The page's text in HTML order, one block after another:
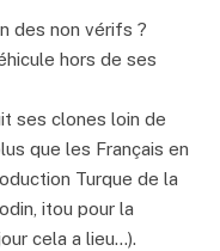
des non vérifs ?
hors de ses
ses clones loin de
que les Français en
Turque de la
itou pour la
cela a lieu…).